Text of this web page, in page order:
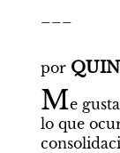
por
Me
lo que